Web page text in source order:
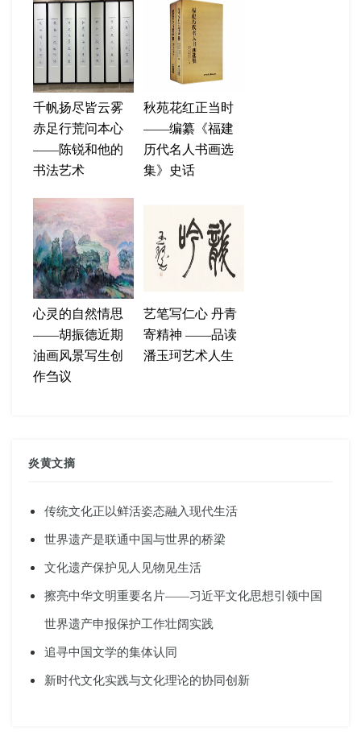
千帆扬尽皆云雾
赤足行荒问本心
——陈锐和他的
书法艺术
秋苑花红正当时
——编纂《福建
历代名人书画选
集》史话
心灵的自然情思
——胡振德近期
油画风景写生创
作刍议
艺笔写仁心 丹青
寄精神 ——品读
潘玉珂艺术人生
炎黄文摘
传统文化正以鲜活姿态融入现代生活
世界遗产是联通中国与世界的桥梁
文化遗产保护见人见物见生活
擦亮中华文明重要名片——习近平文化思想引领中国
世界遗产申报保护工作壮阔实践
追寻中国文学的集体认同
新时代文化实践与文化理论的协同创新